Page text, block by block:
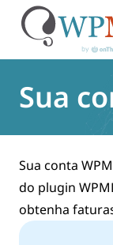
paraSua
Sua conta
do plugin
obtenha